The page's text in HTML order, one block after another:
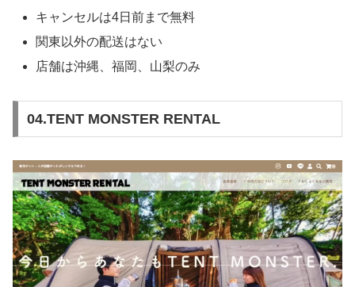
キャンセルは4日前まで無料
関東以外の配送はない
店舗は沖縄、福岡、山梨のみ
04.TENT MONSTER RENTAL